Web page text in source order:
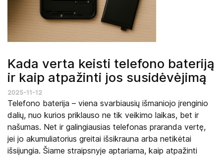
Kada verta keisti telefono bateriją
ir kaip atpažinti jos susidėvėjimą
2025-11-12
Telefono baterija – viena svarbiausių išmaniojo įrenginio
dalių, nuo kurios priklauso ne tik veikimo laikas, bet ir
našumas. Net ir galingiausias telefonas praranda vertę,
jei jo akumuliatorius greitai išsikrauna arba netikėtai
išsijungia. Šiame straipsnyje aptariama, kaip atpažinti